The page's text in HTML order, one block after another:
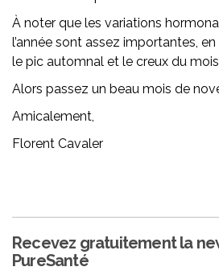
À noter que les variations
l’année sont assez importantes,
le pic automnal et le creux du mois
Alors passez un beau mois de
Amicalement,
Florent Cavaler
Recevez gratuitement la
PureSanté